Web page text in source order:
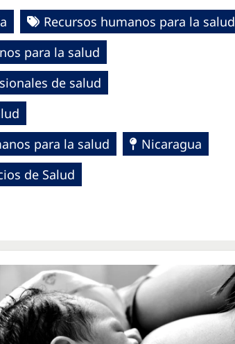
Recursos humanos para la salud
para la salud
de salud
para la salud
Nicaragua
de Salud